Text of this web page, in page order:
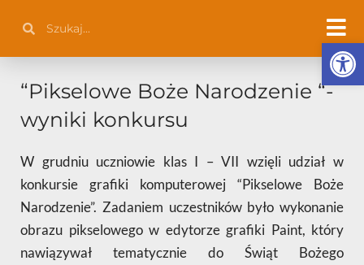
treści
“Pikselowe Boże Narodzenie “-
wyniki konkursu
W grudniu uczniowie klas I – VII wzięli udział w
konkursie grafiki komputerowej “Pikselowe Boże
Narodzenie”. Zadaniem uczestników było wykonanie
obrazu pikselowego w edytorze grafiki Paint, który
nawiązywał tematycznie do Świąt Bożego